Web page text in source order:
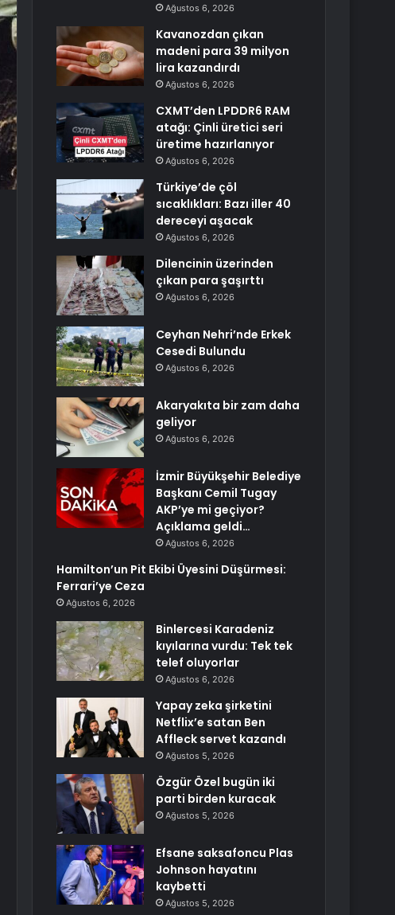
Ağustos 6, 2026
Kavanozdan çıkan
madeni para 39 milyon
lira kazandırdı
Ağustos 6, 2026
CXMT’den LPDDR6 RAM
atağı: Çinli üretici seri
üretime hazırlanıyor
Ağustos 6, 2026
Türkiye’de çöl
sıcaklıkları: Bazı iller 40
dereceyi aşacak
Ağustos 6, 2026
Dilencinin üzerinden
çıkan para şaşırttı
Ağustos 6, 2026
Ceyhan Nehri’nde Erkek
Cesedi Bulundu
Ağustos 6, 2026
Akaryakıta bir zam daha
geliyor
Ağustos 6, 2026
İzmir Büyükşehir Belediye
Başkanı Cemil Tugay
AKP’ye mi geçiyor?
Açıklama geldi…
Ağustos 6, 2026
Hamilton’un Pit Ekibi Üyesini Düşürmesi:
Ferrari’ye Ceza
Ağustos 6, 2026
Binlercesi Karadeniz
kıyılarına vurdu: Tek tek
telef oluyorlar
Ağustos 6, 2026
Yapay zeka şirketini
Netflix’e satan Ben
Affleck servet kazandı
Ağustos 5, 2026
Özgür Özel bugün iki
parti birden kuracak
Ağustos 5, 2026
Efsane saksafoncu Plas
Johnson hayatını
kaybetti
Ağustos 5, 2026